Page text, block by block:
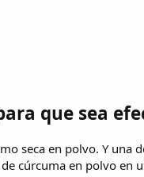
que sea
seca en polvo. Y una
cúrcuma en polvo en